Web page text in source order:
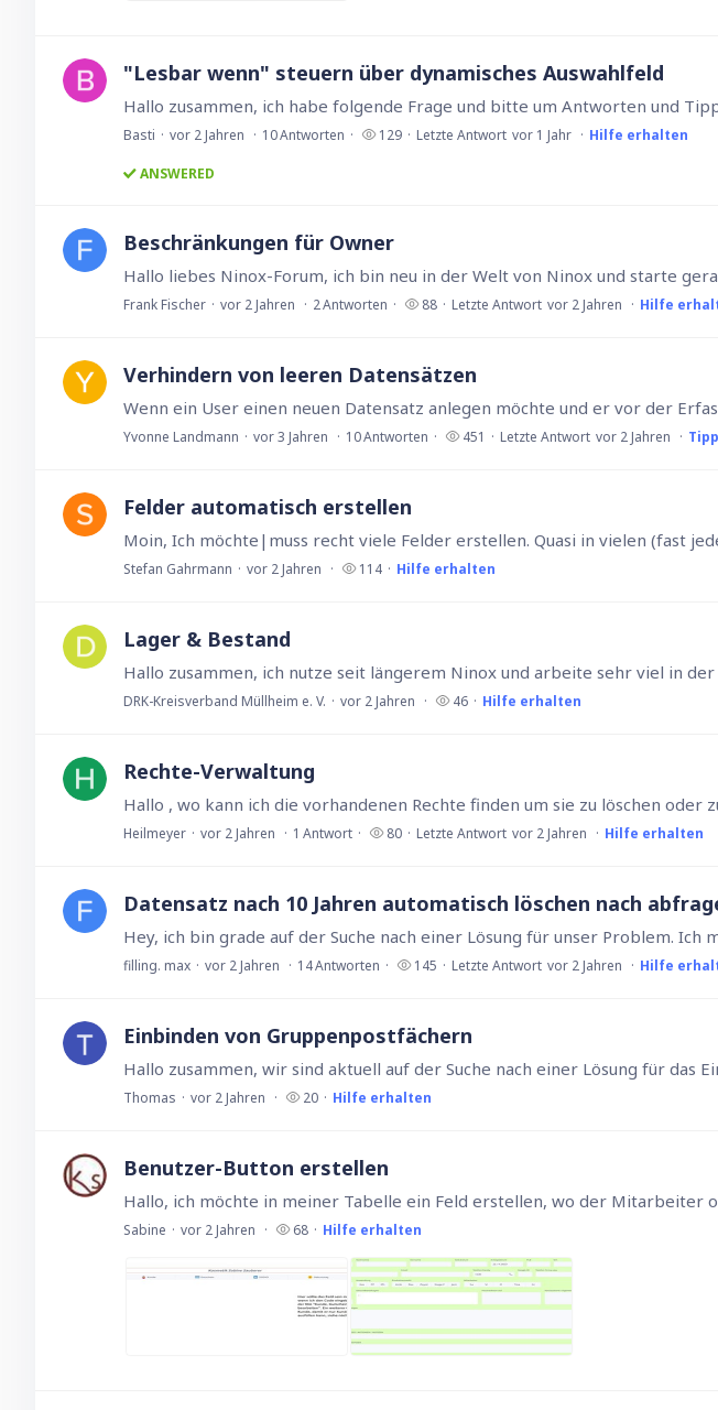
"Lesbar wenn" steuern über dynamisches Auswahlfeld
Basti vor 2 Jahren 10Antworten 129 Letzte Antwort vor 1 Jahr Hilfe erhalten
ANSWERED
Beschränkungen für Owner
Frank Fischer vor 2 Jahren 2Antworten 88 Letzte Antwort vor 2 Jahren Hilfe
Verhindern von leeren Datensätzen
Yvonne Landmann vor 3 Jahren 10Antworten 451 Letzte Antwort vor 2 Jahren
Felder automatisch erstellen
Stefan Gahrmann vor 2 Jahren 114 Hilfe erhalten
Lager & Bestand
DRK-Kreisverband Müllheim e. V. vor 2 Jahren 46 Hilfe erhalten
Rechte-Verwaltung
Heilmeyer vor 2 Jahren 1 Antwort 80 Letzte Antwort vor 2 Jahren Hilfe erhalten
Datensatz nach 10 Jahren automatisch löschen nach
filling. max vor 2 Jahren 14Antworten 145 Letzte Antwort vor 2 Jahren Hilfe
Einbinden von Gruppenpostfächern
Thomas vor 2 Jahren 20 Hilfe erhalten
Benutzer-Button erstellen
Sabine vor 2 Jahren 68 Hilfe erhalten